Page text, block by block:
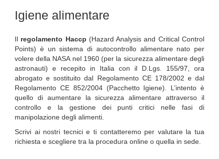
Igiene alimentare
Il regolamento Haccp (Hazard Analysis and Critical Control
Points) è un sistema di autocontrollo alimentare nato per
volere della NASA nel 1960 (per la sicurezza alimentare degli
astronauti) e recepito in Italia con il D.Lgs. 155/97, ora
abrogato e sostituito dal Regolamento CE 178/2002 e dal
Regolamento CE 852/2004 (Pacchetto Igiene). L’intento è
quello di aumentare la sicurezza alimentare attraverso il
controllo e la gestione dei punti critici nelle fasi di
manipolazione degli alimenti.
Scrivi ai nostri tecnici e ti contatteremo per valutare la tua
richiesta e scegliere tra la procedura online o quella in sede.